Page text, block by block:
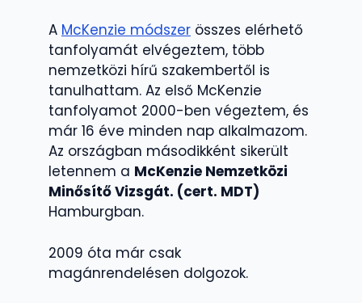
A McKenzie módszer összes elérhető
tanfolyamát elvégeztem, több
nemzetközi hírű szakembertől is
tanulhattam. Az első McKenzie
tanfolyamot 2000-ben végeztem, és
már 16 éve minden nap alkalmazom.
Az országban másodikként sikerült
letennem a McKenzie Nemzetközi
Minősítő Vizsgát. (cert. MDT)
Hamburgban.
2009 óta már csak
magánrendelésen dolgozok.